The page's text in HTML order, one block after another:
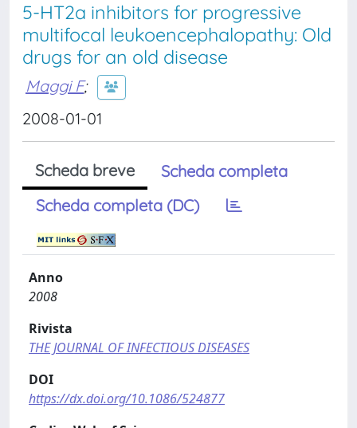
5-HT2a inhibitors for progressive
multifocal leukoencephalopathy: Old
drugs for an old disease
Maggi F;
2008-01-01
Scheda breve
Scheda completa
Scheda completa (DC)
Anno
2008
Rivista
THE JOURNAL OF INFECTIOUS DISEASES
DOI
https://dx.doi.org/10.1086/524877